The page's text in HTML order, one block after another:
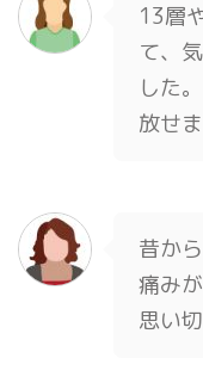
13層
て、
した
放せま
昔か
痛み
思い